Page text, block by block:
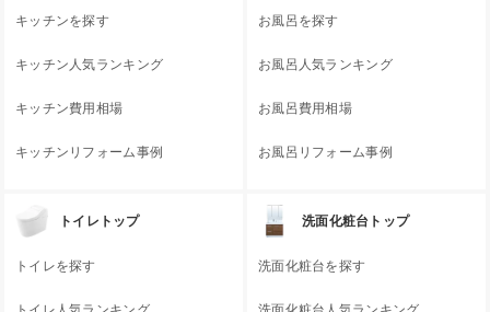
キッチンを探す
キッチン人気ランキング
キッチン費用相場
キッチンリフォーム事例
お風呂を探す
お風呂人気ランキング
お風呂費用相場
お風呂リフォーム事例
トイレトップ
トイレを探す
洗面化粧台トップ
洗面化粧台を探す